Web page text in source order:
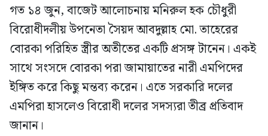
গত ১৪ জুন, বাজেট আলোচনায় মনিরুল হক চৌধুরী
বিরোধীদলীয় উপনেতা সৈয়দ আবদুল্লাহ মো. তাহেরের
বোরকা পরিহিত স্ত্রীর অতীতের একটি প্রসঙ্গ টানেন। একই
সাথে সংসদে বোরকা পরা জামায়াতের নারী এমপিদের
ইঙ্গিত করে কিছু মন্তব্য করেন। এতে সরকারি দলের
এমপিরা হাসলেও বিরোধী দলের সদস্যরা তীব্র প্রতিবাদ
জানান।